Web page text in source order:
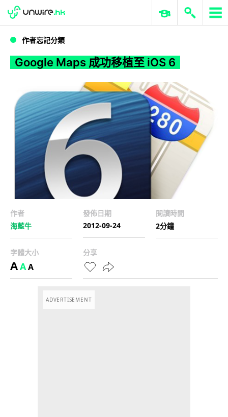
Google Maps 成功移植至 iOS 6
WWDC 2026 ERP 與商業 AI
作者忘記分類
Google Maps 成功移植至 iOS 6
作者
海藍牛
發佈日期
2012-09-24
閱讀時間
2分鐘
字體大小
AAA
分享
ADVERTISEMENT